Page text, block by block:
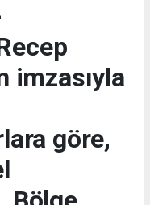
imzasıyla
göre,